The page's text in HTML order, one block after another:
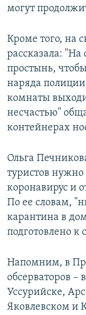
могут
Кроме того, на
рассказала:
простынь,
наряда
комнаты
несчастью"
контейнерах
Ольга
туристов
коронавирус и
По ее словам,
карантина в
подготовлено к
Напомним, в
обсерваторов –
Уссурийске,
Яковлевском и